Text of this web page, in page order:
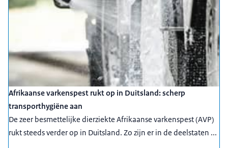
Afrikaanse varkenspest rukt op in Duitsland: scherp
transporthygiëne aan
De zeer besmettelijke dierziekte Afrikaanse varkenspest (AVP)
rukt steeds verder op in Duitsland. Zo zijn er in de deelstaten ...